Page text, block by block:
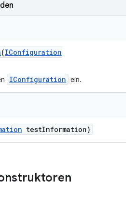
(IConfiguration
IConfiguration ein.
testInformation)